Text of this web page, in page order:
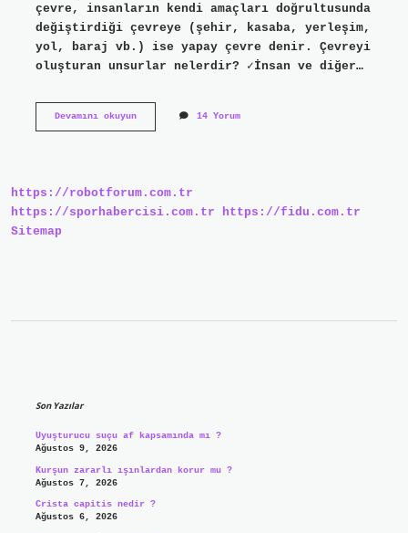
çevre, insanların kendi amaçları doğrultusunda
değiştirdiği çevreye (şehir, kasaba, yerleşim,
yol, baraj vb.) ise yapay çevre denir. Çevreyi
oluşturan unsurlar nelerdir? ✓İnsan ve diğer…
Devamını okuyunÇevre
14 Yorum
https://robotforum.com.tr
https://sporhabercisi.com.tr
https://fidu.com.tr
Sitemap
Son Yazılar
Uyuşturucu suçu af kapsamında mı ?
Ağustos 9, 2026
Kurşun zararlı ışınlardan korur mu ?
Ağustos 7, 2026
Crista capitis nedir ?
Ağustos 6, 2026